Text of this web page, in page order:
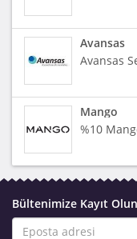
Avansas
Avansas
Mango
%10
Bültenimize Kayıt Olun